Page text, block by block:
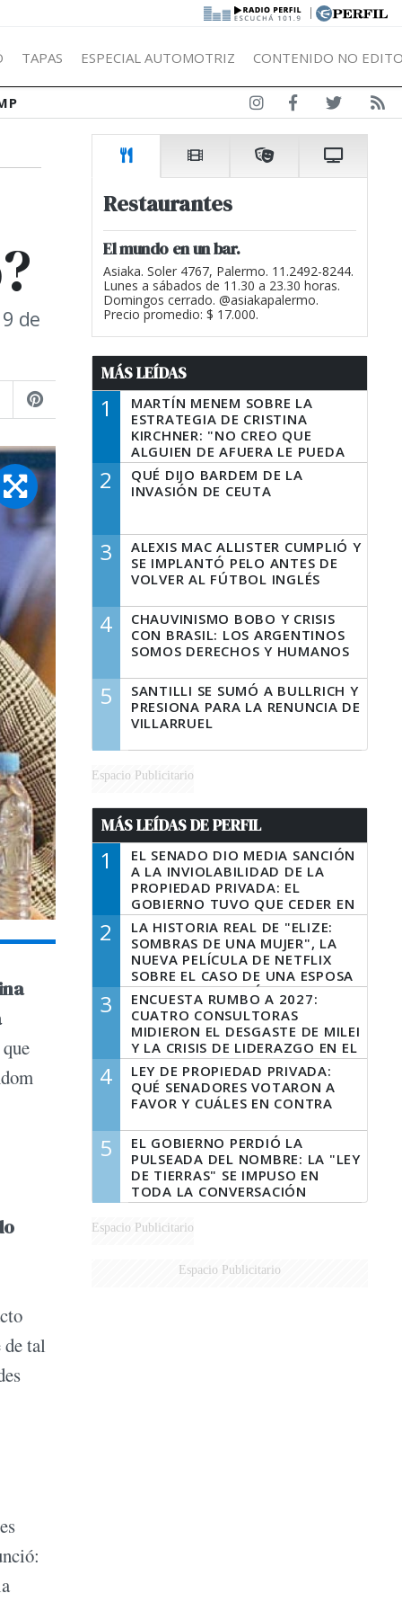
|
TAPAS ESPECIAL AUTOMOTRIZ CONTENIDO NO
de
tal
Restaurantes
El mundo en un bar.
Asiaka. Soler 4767, Palermo. 11.2492-8244.
Lunes a sábados de 11.30 a 23.30 horas.
Domingos cerrado. @asiakapalermo.
Precio promedio: $ 17.000.
MÁS LEÍDAS
1
MARTÍN MENEM SOBRE LA
ESTRATEGIA DE CRISTINA
KIRCHNER: "NO CREO QUE
ALGUIEN DE AFUERA LE PUEDA
DECIR A LA JUSTICIA LO QUE
TIENE QUE HACER"
2
QUÉ DIJO BARDEM DE LA
INVASIÓN DE CEUTA
3
ALEXIS MAC ALLISTER CUMPLIÓ Y
SE IMPLANTÓ PELO ANTES DE
VOLVER AL FÚTBOL INGLÉS
4
CHAUVINISMO BOBO Y CRISIS
CON BRASIL: LOS ARGENTINOS
SOMOS DERECHOS Y HUMANOS
5
SANTILLI SE SUMÓ A BULLRICH Y
PRESIONA PARA LA RENUNCIA DE
VILLARRUEL
Espacio Publicitario
MÁS LEÍDAS DE PERFIL
1
EL SENADO DIO MEDIA SANCIÓN
A LA INVIOLABILIDAD DE LA
PROPIEDAD PRIVADA: EL
GOBIERNO TUVO QUE CEDER EN
LA LEY DEL MANEJO DEL FUEGO
2
LA HISTORIA REAL DE "ELIZE:
SOMBRAS DE UNA MUJER", LA
NUEVA PELÍCULA DE NETFLIX
SOBRE EL CASO DE UNA ESPOSA
QUE DESCUARTIZÓ A SU
MARIDO
3
ENCUESTA RUMBO A 2027:
CUATRO CONSULTORAS
MIDIERON EL DESGASTE DE MILEI
Y LA CRISIS DE LIDERAZGO EN EL
PERONISMO
4
LEY DE PROPIEDAD PRIVADA:
QUÉ SENADORES VOTARON A
FAVOR Y CUÁLES EN CONTRA
5
EL GOBIERNO PERDIÓ LA
PULSEADA DEL NOMBRE: LA "LEY
DE TIERRAS" SE IMPUSO EN
TODA LA CONVERSACIÓN
DIGITAL
Espacio Publicitario
Espacio Publicitario